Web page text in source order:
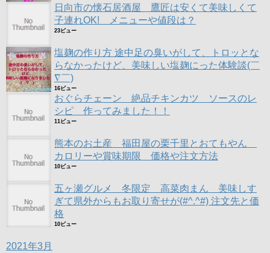
日向市の懐石居酒屋 鷹匠は安くて美味しくて
子連れOK! メニューや値段は？
23ビュー
塩麹の作り方 途中足の臭いがして、トロッとな
らなかったけど、美味しい塩麹にった体験談(￣
∇￣)
16ビュー
おぐらチェーン 絶品チキンカツ ソースのレ
シピ 作ってみました！！
11ビュー
熊本のお土産 福田屋の栗千里とおてもやん
カロリーや賞味期限 価格や注文方法
10ビュー
五ヶ瀬グルメ 冬限定 高菜肉まん 美味しす
ぎて県外からもお取り寄せが(#^.^#) 注文先と価
格
10ビュー
2021年3月